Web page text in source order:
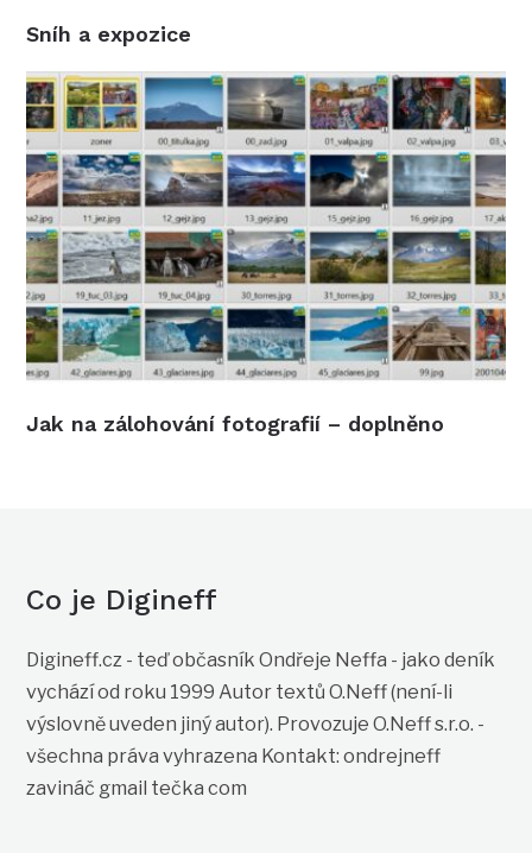
Sníh a expozice
Jak na zálohování fotografií – doplněno
Co je Digineff
Digineff.cz - teď občasník Ondřeje Neffa - jako deník
vychází od roku 1999 Autor textů O.Neff (není-li
výslovně uveden jiný autor). Provozuje O.Neff s.r.o. -
všechna práva vyhrazena Kontakt: ondrejneff
zavináč gmail tečka com